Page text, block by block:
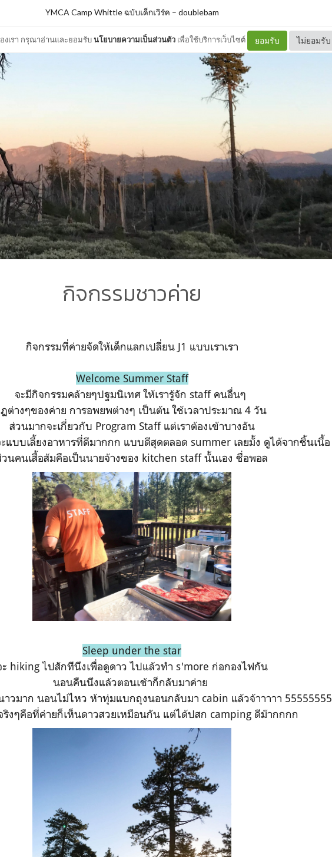
งเรา กรุณาอ่านและยอมรับนโยบายความเป็นส่วนตัว เพื่อใช้บริการเว็บไซต์ ยอมรับ ไม่ยอมรับ
YMCA Camp Whittle ฉบับเด็กเวิร์ค – doublebam
กิจกรรมชาวค่าย
กิจกรรมที่ค่ายจัดให้เด็กแลกเปลี่ยน J1 แบบเราเรา
Welcome Summer Staff
จะมีกิจกรรมคล้ายๆปฐมนิเทศ ให้เรารู้จัก staff คนอื่นๆ
ต่างๆของค่าย การอพยพต่างๆ เป็นต้น ใช้เวลาประมาณ 4 วัน
ส่วนมากจะเกี่ยวกับ Program Staff แต่เราต้องเข้าบางอัน
แบบเลี้ยงอาหารที่ดีมากกก แบบดีสุดตลอด summer เลยมั้ง ดูได้จากชิ้นเนื้อ
นคนเสื้อส้มคือเป็นนายจ้างของ kitchen staff นั้นเอง ชื่อพอล
Sleep under the star
ะ hiking ไปสักทีนึงเพื่อดูดาว ไปแล้วทำ s'more ก่อกองไฟกัน
นอนคืนนึงแล้วตอนเช้าก็กลับมาค่าย
าวมาก นอนไม่ไหว ห้าทุ่มแบกถุงนอนกลับมา cabin แล้วจ้าาาาา 55555555
ริงๆคือที่ค่ายก็เห็นดาวสวยเหมือนกัน แต่ได้ปสก camping ดีม๊ากกกก